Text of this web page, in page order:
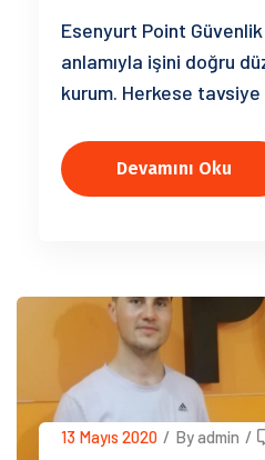
Esenyurt Point
anlamıyla işini doğru
kurum. Herkese
Devamını Oku
13 Mayıs 2020 / By admin /